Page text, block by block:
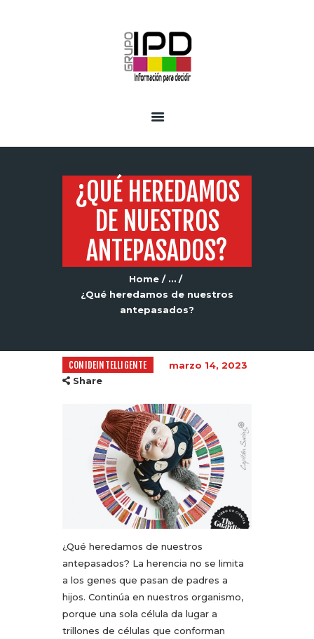
¿QUÉ HEREDAMOS
DE NUESTROS
ANTEPASADOS?
Home
...
¿Qué heredamos de nuestros
antepasados?
CONIDEINTELLIGENTE
marzo 14, 2023
Share
¿Qué heredamos de nuestros
antepasados? La herencia no se limita
a los genes que pasan de padres a
hijos. Continúa en nuestros organismo,
porque una sola célula da lugar a
trillones de células que conforman